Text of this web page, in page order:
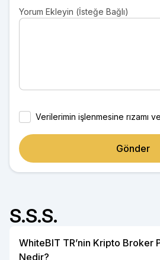
Yorum Ekleyin (İsteğe Bağlı)
Verilerimin işlenmesine rızamı
Gönder
S.S.S.
WhiteBIT TR’nin Kripto Broker
Nedir?